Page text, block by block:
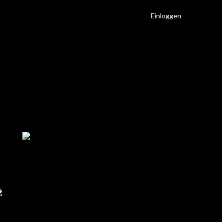
Einloggen